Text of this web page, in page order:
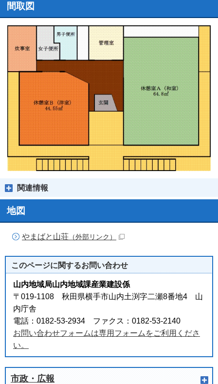
間取図
関連情報
地図
やまばと山荘 （外部リンク）
このページに関するお問い合わせ
山内地域局山内地域課産業建設係
〒019-1108 秋田県横手市山内土渕字二瀬8番地4 山
内庁舎
電話：0182-53-2934 ファクス：0182-53-2140
お問い合わせフォームは専用フォームをご利用くださ
い。
市政・広報